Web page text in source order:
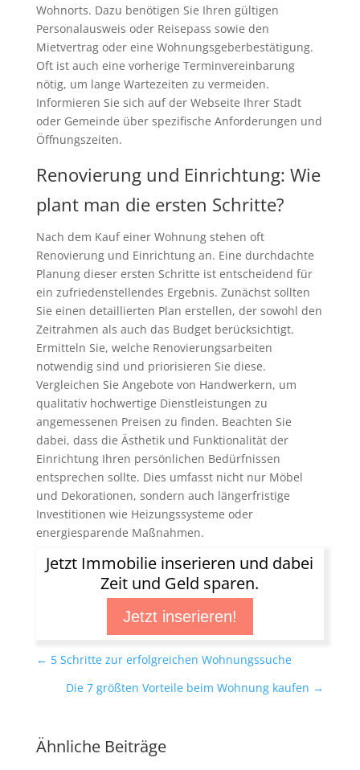
Wohnorts. Dazu benötigen Sie Ihren gültigen
Personalausweis oder Reisepass sowie den
Mietvertrag oder eine Wohnungsgeberbestätigung.
Oft ist auch eine vorherige Terminvereinbarung
nötig, um lange Wartezeiten zu vermeiden.
Informieren Sie sich auf der Webseite Ihrer Stadt
oder Gemeinde über spezifische Anforderungen und
Öffnungszeiten.
Renovierung und Einrichtung: Wie
plant man die ersten Schritte?
Nach dem Kauf einer Wohnung stehen oft
Renovierung und Einrichtung an. Eine durchdachte
Planung dieser ersten Schritte ist entscheidend für
ein zufriedenstellendes Ergebnis. Zunächst sollten
Sie einen detaillierten Plan erstellen, der sowohl den
Zeitrahmen als auch das Budget berücksichtigt.
Ermitteln Sie, welche Renovierungsarbeiten
notwendig sind und priorisieren Sie diese.
Vergleichen Sie Angebote von Handwerkern, um
qualitativ hochwertige Dienstleistungen zu
angemessenen Preisen zu finden. Beachten Sie
dabei, dass die Ästhetik und Funktionalität der
Einrichtung Ihren persönlichen Bedürfnissen
entsprechen sollte. Dies umfasst nicht nur Möbel
und Dekorationen, sondern auch längerfristige
Investitionen wie Heizungssysteme oder
energiesparende Maßnahmen.
Jetzt Immobilie inserieren und dabei
Zeit und Geld sparen.
Jetzt inserieren!
← 5 Schritte zur erfolgreichen Wohnungssuche
Die 7 größten Vorteile beim Wohnung kaufen →
Ähnliche Beiträge